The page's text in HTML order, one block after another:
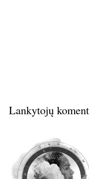
Lankytojų